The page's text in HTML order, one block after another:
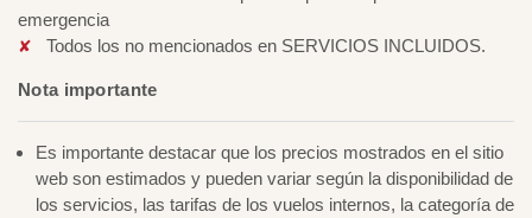
emergencia
Todos los no mencionados en SERVICIOS INCLUIDOS.
Nota importante
Es importante destacar que los precios mostrados en el sitio
web son estimados y pueden variar según la disponibilidad de
los servicios, las tarifas de los vuelos internos, la categoría de